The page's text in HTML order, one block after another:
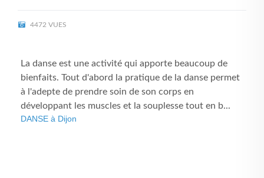
4472 VUES
La danse est une activité qui apporte beaucoup de
bienfaits. Tout d'abord la pratique de la danse permet
à l'adepte de prendre soin de son corps en
développant les muscles et la souplesse tout en b...
DANSE à Dijon